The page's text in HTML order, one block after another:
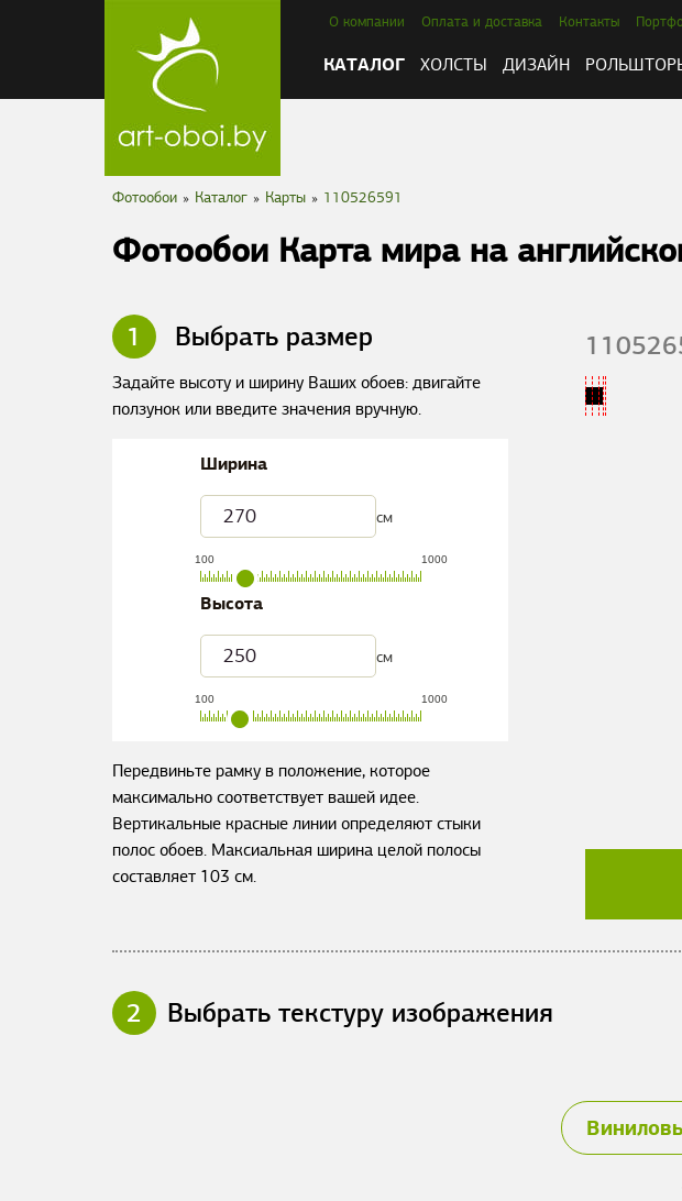
О компании Оплата и доставка Контакты
КАТАЛОГ ХОЛСТЫ ДИЗАЙН
Фотообои » Каталог » Карты » 110526591
Фотообои Карта мира на
1 Выбрать размер
Задайте высоту и ширину Ваших обоев: двигайте
ползунок или введите значения вручную.
Ширина
см
100 1000
Высота
см
100 1000
Передвиньте рамку в положение, которое
максимально соответствует вашей идее.
Вертикальные красные линии определяют стыки
полос обоев. Максиальная ширина целой полосы
составляет 103 см.
2 Выбрать текстуру изображения